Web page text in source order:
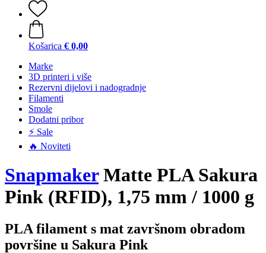
Košarica € 0,00
Marke
3D printeri i više
Rezervni dijelovi i nadogradnje
Filamenti
Smole
Dodatni pribor
⚡ Sale
🔥 Noviteti
SnapmakerMatte PLA Sakura
Pink (RFID), 1,75 mm / 1000 g
PLA filament s mat završnom obradom
površine u Sakura Pink